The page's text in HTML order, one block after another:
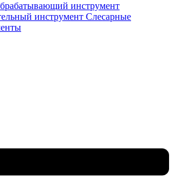
инструмент
инструмент Слесарные